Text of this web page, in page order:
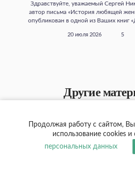
Здравствуйте, уважаемый Сергей
автор письма «История любящей
опубликован в одной из Ваших книг
20 июля 2026 5
Другие
Продолжая работу с сайтом, Вы
использование cookies и
персональных данных